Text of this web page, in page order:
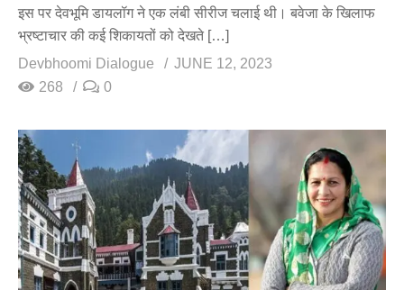
इस पर देवभूमि डायलॉग ने एक लंबी सीरीज चलाई थी। बवेजा के खिलाफ
भ्रष्टाचार की कई शिकायतों को देखते […]
Devbhoomi Dialogue
JUNE 12, 2023
268
0